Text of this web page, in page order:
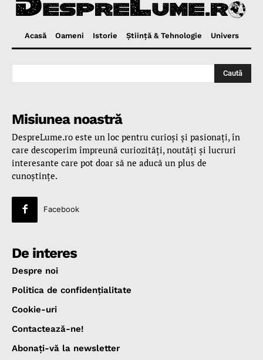
Acasă Oameni Istorie Ştiinţă & Tehnologie Univers
Caută
Misiunea noastră
DespreLume.ro este un loc pentru curioşi şi pasionaţi, în
care descoperim împreună curiozităţi, noutăţi şi lucruri
interesante care pot doar să ne aducă un plus de
cunoştinţe.
Facebook
De interes
Despre noi
Politica de confidenţialitate
Cookie-uri
Contactează-ne!
Abonaţi-vă la newsletter